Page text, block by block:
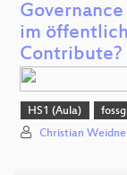
im
Contribute?
HS1 (Aula)
Christian